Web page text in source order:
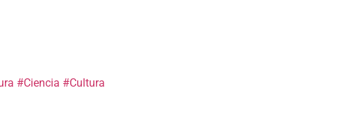
#Ciencia #Cultura